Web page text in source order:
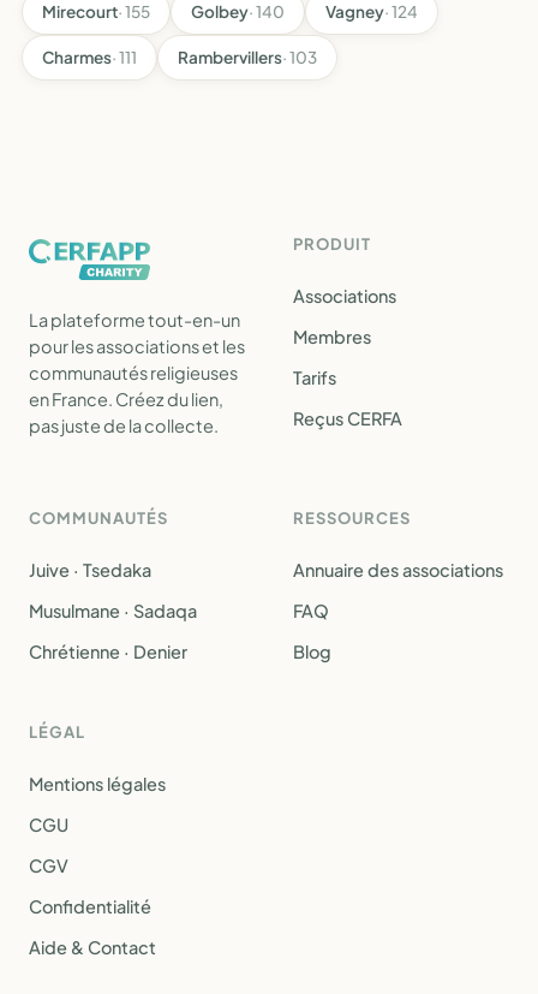
Mirecourt· 155 Golbey· 140 Vagney· 124
Charmes· 111 Rambervillers· 103
La plateforme tout-en-un
pour les associations et les
communautés religieuses
en France. Créez du lien,
pas juste de la collecte.
PRODUIT
Associations
Membres
Tarifs
Reçus CERFA
COMMUNAUTÉS
Juive · Tsedaka
Musulmane · Sadaqa
Chrétienne · Denier
RESSOURCES
Annuaire des associations
FAQ
Blog
LÉGAL
Mentions légales
CGU
CGV
Confidentialité
Aide & Contact